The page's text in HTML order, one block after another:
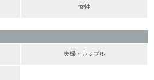
女性
夫婦・カップル